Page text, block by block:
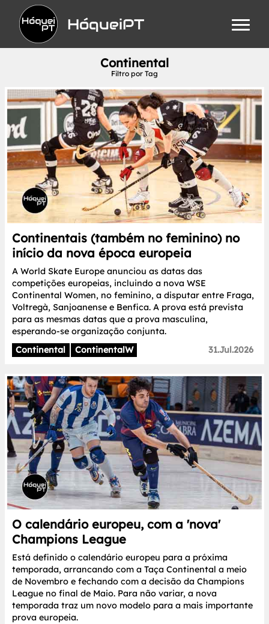
HóqueiPT
Continental
Filtro por Tag
Continentais (também no feminino) no
início da nova época europeia
A World Skate Europe anunciou as datas das
competições europeias, incluindo a nova WSE
Continental Women, no feminino, a disputar entre Fraga,
Voltregà, Sanjoanense e Benfica. A prova está prevista
para as mesmas datas que a prova masculina,
esperando-se organização conjunta.
Continental
ContinentalW 31.Jul.2026
O calendário europeu, com a 'nova'
Champions League
Está definido o calendário europeu para a próxima
temporada, arrancando com a Taça Continental a meio
de Novembro e fechando com a decisão da Champions
League no final de Maio. Para não variar, a nova
temporada traz um novo modelo para a mais importante
prova europeia.